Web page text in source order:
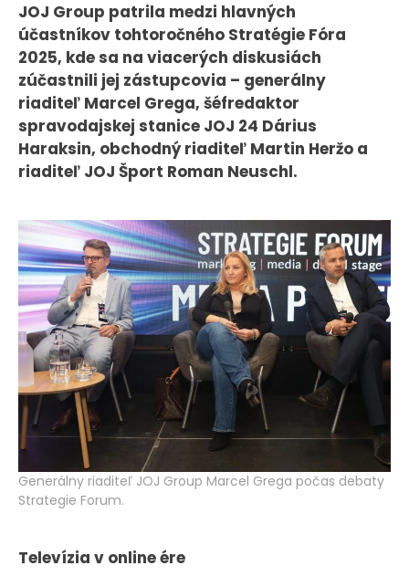
Tlačové správy
B2B Rozhovory
VEREJNÉ VYSIELANIE MS 2026
KONTAKT
JOJ Group patrila medzi hlavných
účastníkov tohtoročného Stratégie Fóra
2025, kde sa na viacerých diskusiách
zúčastnili jej zástupcovia – generálny
riaditeľ Marcel Grega, šéfredaktor
spravodajskej stanice JOJ 24 Dárius
Haraksin, obchodný riaditeľ Martin Heržo a
riaditeľ JOJ Šport Roman Neuschl.
Generálny riaditeľ JOJ Group Marcel Grega počas debaty
Strategie Forum.
Televízia v online ére